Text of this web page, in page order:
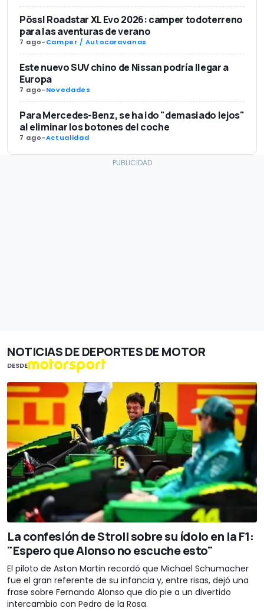
Pössl Roadstar XL Evo 2026: camper todoterreno
para las aventuras de verano
7 ago-Camper / Autocaravanas
Este nuevo SUV chino de Nissan podría llegar a
Europa
7 ago-Novedades
Para Mercedes-Benz, se ha ido "demasiado lejos"
al eliminar los botones del coche
7 ago-Actualidad
NOTICIAS DE DEPORTES DE MOTOR
DESDE
La confesión de Stroll sobre su ídolo en la F1:
"Espero que Alonso no escuche esto"
El piloto de Aston Martin recordó que Michael Schumacher
fue el gran referente de su infancia y, entre risas, dejó una
frase sobre Fernando Alonso que dio pie a un divertido
intercambio con Pedro de la Rosa.